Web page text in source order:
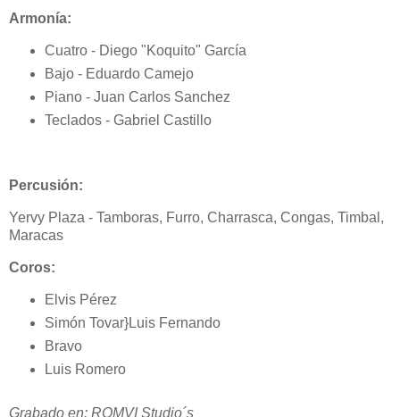
Armonía:
Cuatro - Diego "Koquito" García
Bajo - Eduardo Camejo
Piano - Juan Carlos Sanchez
Teclados - Gabriel Castillo
Percusión:
Yervy Plaza - Tamboras, Furro, Charrasca, Congas, Timbal,
Maracas
Coros:
Elvis Pérez
Simón Tovar}Luis Fernando
Bravo
Luis Romero
Grabado en: ROMVI Studio´s